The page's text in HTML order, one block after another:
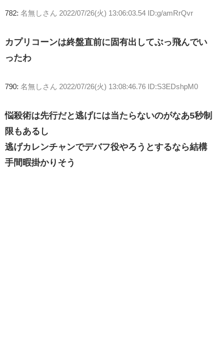
782: 名無しさん 2022/07/26(火) 13:06:03.54 ID:g/amRrQvr
カプリコーンは終盤直前に固有出してぶっ飛んでい
ったわ
790: 名無しさん 2022/07/26(火) 13:08:46.76 ID:S3EDshpM0
悩殺術は先行だと逃げには当たらないのがなあ5秒制
限もあるし
逃げカレンチャンでデバフ役やろうとするなら結構
手間暇掛かりそう